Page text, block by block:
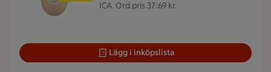
ICA. Ord.pris 37:69 kr.
Lägg i inköpslista